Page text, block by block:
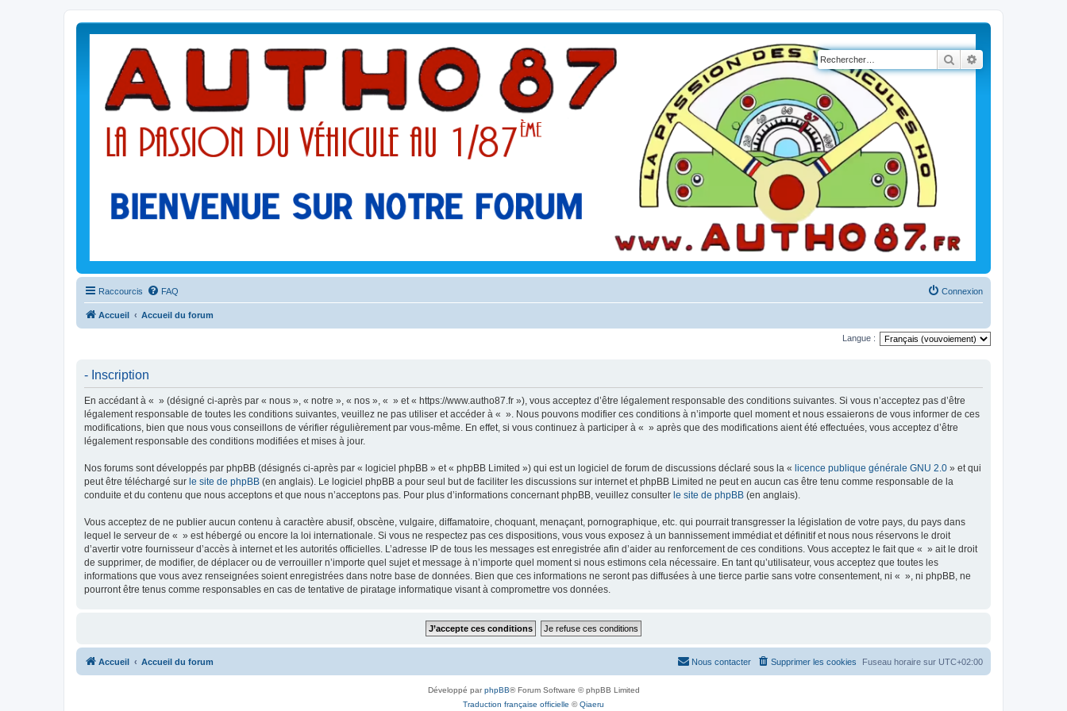
Rechercher
Raccourcis FAQ Connexion
Accueil Accueil du forum
Langue :
- Inscription
En accédant à « » (désigné ci-après par « nous », « notre », « nos », « » et « https://www.autho87.fr »), vous acceptez d’être légalement responsable des conditions suivantes. Si vous n’acceptez pas d’être
légalement responsable de toutes les conditions suivantes, veuillez ne pas utiliser et accéder à « ». Nous pouvons modifier ces conditions à n’importe quel moment et nous essaierons de vous informer de ces
modifications, bien que nous vous conseillons de vérifier régulièrement par vous-même. En effet, si vous continuez à participer à « » après que des modifications aient été effectuées, vous acceptez d’être
légalement responsable des conditions modifiées et mises à jour.
Nos forums sont développés par phpBB (désignés ci-après par « logiciel phpBB » et « phpBB Limited ») qui est un logiciel de forum de discussions déclaré sous la « licence publique générale GNU 2.0 » et qui
peut être téléchargé sur le site de phpBB (en anglais). Le logiciel phpBB a pour seul but de faciliter les discussions sur internet et phpBB Limited ne peut en aucun cas être tenu comme responsable de la
conduite et du contenu que nous acceptons et que nous n’acceptons pas. Pour plus d’informations concernant phpBB, veuillez consulter le site de phpBB (en anglais).
Vous acceptez de ne publier aucun contenu à caractère abusif, obscène, vulgaire, diffamatoire, choquant, menaçant, pornographique, etc. qui pourrait transgresser la législation de votre pays, du pays dans
lequel le serveur de « » est hébergé ou encore la loi internationale. Si vous ne respectez pas ces dispositions, vous vous exposez à un bannissement immédiat et définitif et nous nous réservons le droit
d’avertir votre fournisseur d’accès à internet et les autorités officielles. L’adresse IP de tous les messages est enregistrée afin d’aider au renforcement de ces conditions. Vous acceptez le fait que « » ait le droit
de supprimer, de modifier, de déplacer ou de verrouiller n’importe quel sujet et message à n’importe quel moment si nous estimons cela nécessaire. En tant qu’utilisateur, vous acceptez que toutes les
informations que vous avez renseignées soient enregistrées dans notre base de données. Bien que ces informations ne seront pas diffusées à une tierce partie sans votre consentement, ni « », ni phpBB, ne
pourront être tenus comme responsables en cas de tentative de piratage informatique visant à compromettre vos données.
Accueil Accueil du forum Fuseau horaire sur UTC+02:00
Supprimer les cookies
Nous contacter
Développé parphpBB® Forum Software © phpBB Limited
Traduction française officielle ©Qiaeru